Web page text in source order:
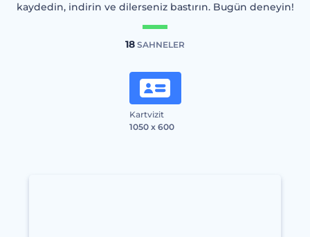
kaydedin, indirin ve dilerseniz bastırın. Bugün deneyin!
18 SAHNELER
Kartvizit
1050 x 600